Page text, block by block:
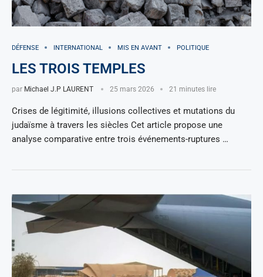
DÉFENSE INTERNATIONAL MIS EN AVANT POLITIQUE
LES TROIS TEMPLES
par Michael J.P LAURENT 25 mars 2026 21 minutes lire
Crises de légitimité, illusions collectives et mutations du
judaïsme à travers les siècles Cet article propose une
analyse comparative entre trois événements-ruptures …